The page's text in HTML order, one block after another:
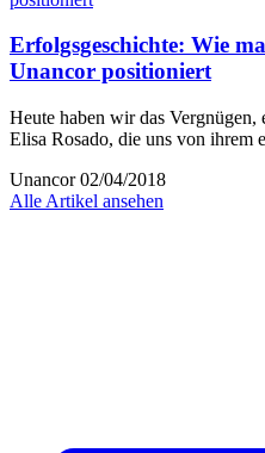
Erfolgsgeschichte: Wie
Unancor positioniert
Heute haben wir das Vergnügen,
Elisa Rosado, die uns von
Unancor 02/04/2018
Alle Artikel ansehen